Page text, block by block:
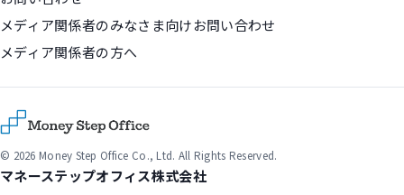
メディア関係者のみなさま向けお問い合わせ
メディア関係者の方へ
© 2026 Money Step Office Co., Ltd. All Rights Reserved.
マネーステップオフィス株式会社